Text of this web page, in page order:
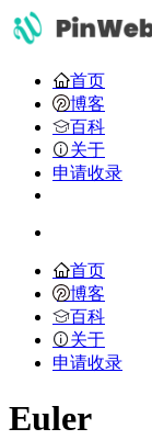
首页
博客
百科
关于
申请收录
首页
博客
百科
关于
申请收录
Euler